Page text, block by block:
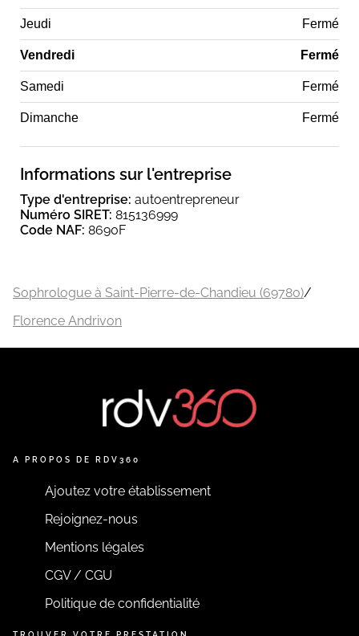
Jeudi Fermé
Vendredi Fermé
Samedi Fermé
Dimanche Fermé
Informations sur l'entreprise
Type d'entreprise: autoentrepreneur
Numéro SIRET: 815136999
Code NAF: 8690F
Sophrologue à Saint-Pierre-de-Chandieu (69780)/
Florence Andrivon
A PROPOS DE RDV360
Ajoutez votre établissement
Rejoignez-nous
Mentions légales
CGV / CGU
Politique de confidentialité